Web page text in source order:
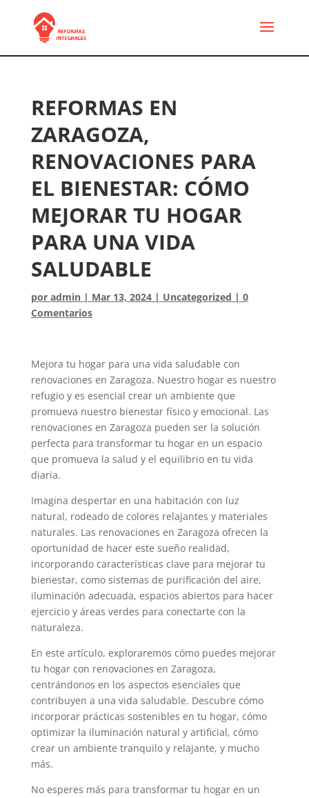
REFORMAS EN
ZARAGOZA,
RENOVACIONES PARA
EL BIENESTAR: CÓMO
MEJORAR TU HOGAR
PARA UNA VIDA
SALUDABLE
por admin| Mar 13, 2024| Uncategorized | 0
Comentarios
Mejora tu hogar para una vida saludable con
renovaciones en Zaragoza. Nuestro hogar es nuestro
refugio y es esencial crear un ambiente que
promueva nuestro bienestar físico y emocional. Las
renovaciones en Zaragoza pueden ser la solución
perfecta para transformar tu hogar en un espacio
que promueva la salud y el equilibrio en tu vida
diaria.
Imagina despertar en una habitación con luz
natural, rodeado de colores relajantes y materiales
naturales. Las renovaciones en Zaragoza ofrecen la
oportunidad de hacer este sueño realidad,
incorporando características clave para mejorar tu
bienestar, como sistemas de purificación del aire,
iluminación adecuada, espacios abiertos para hacer
ejercicio y áreas verdes para conectarte con la
naturaleza.
En este artículo, exploraremos cómo puedes mejorar
tu hogar con renovaciones en Zaragoza,
centrándonos en los aspectos esenciales que
contribuyen a una vida saludable. Descubre cómo
incorporar prácticas sostenibles en tu hogar, cómo
optimizar la iluminación natural y artificial, cómo
crear un ambiente tranquilo y relajante, y mucho
más.
No esperes más para transformar tu hogar en un